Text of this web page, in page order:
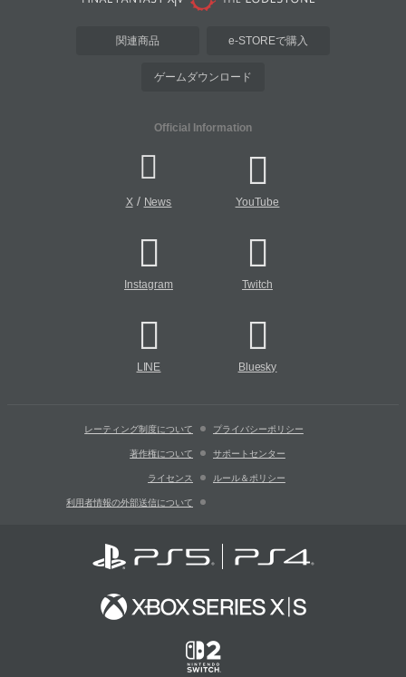
関連商品 e-STOREで購入
ゲームダウンロード
Official Information
X/ News YouTube
Instagram Twitch
LINE Bluesky
レーティング制度について プライバシーポリシー
著作権について サポートセンター
ライセンス ルール＆ポリシー
利用者情報の外部送信について